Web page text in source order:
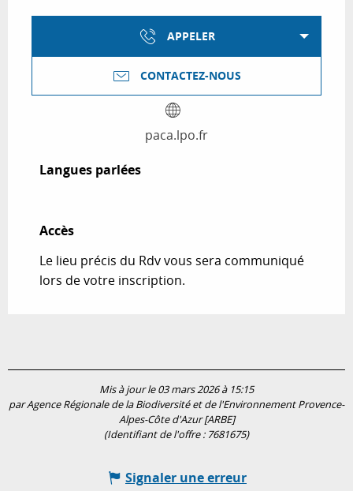
APPELER
CONTACTEZ-NOUS
paca.lpo.fr
Langues parlées
Langues parlées
Accès
Accès
Le lieu précis du Rdv vous sera communiqué
lors de votre inscription.
Mis à jour le 03 mars 2026 à 15:15
par Agence Régionale de la Biodiversité et de l'Environnement Provence-
Alpes-Côte d'Azur [ARBE]
(Identifiant de l'offre : 7681675)
Signaler une erreur